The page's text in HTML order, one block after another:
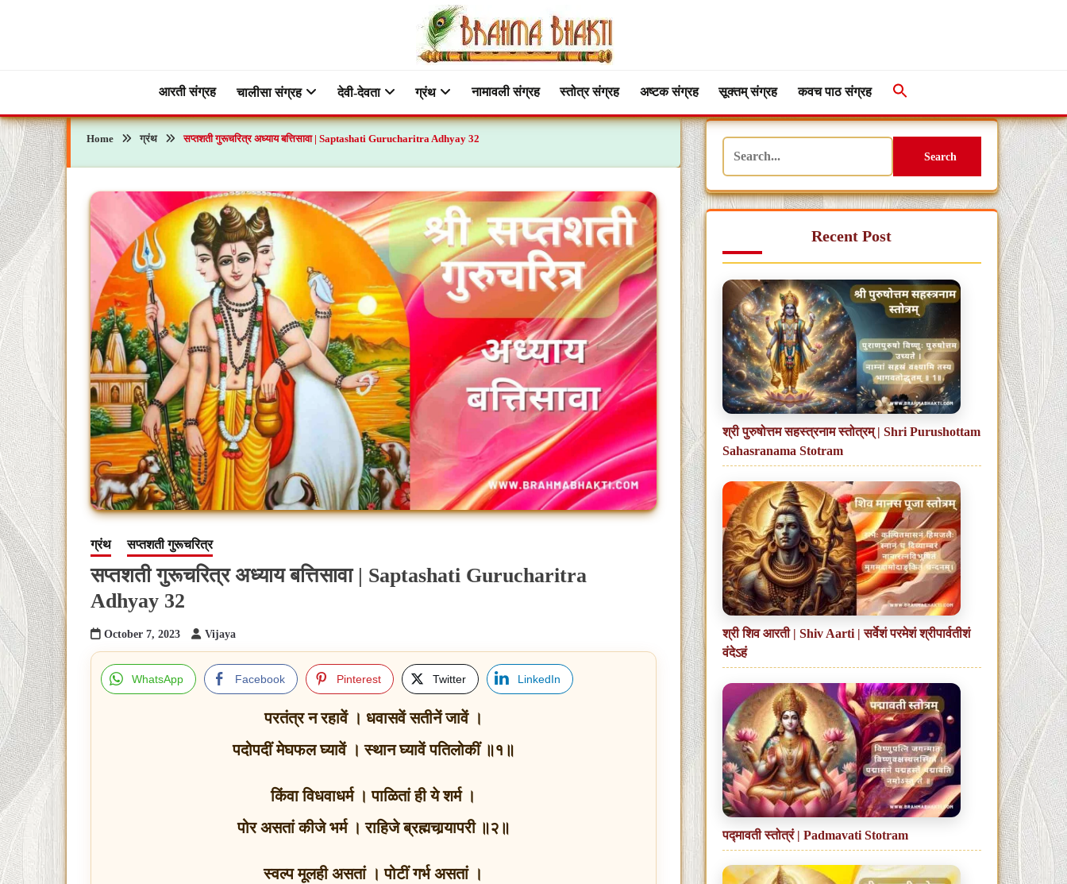
ब्रह्मभक्तीआरती संग्रह
चालीसा संग्रह देवी-देवता ग्रंथ नामावली संग्रह स्तोत्र संग्रह अष्टक संग्रह सूक्तम् संग्रह कवच पाठ संग्रह
Home ग्रंथ सप्तशती गुरूचरित्र अध्याय बत्तिसावा | Saptashati Gurucharitra Adhyay 32
ग्रंथ सप्तशती गुरूचरित्र
सप्तशती गुरूचरित्र अध्याय बत्तिसावा | Saptashati Gurucharitra
Adhyay 32
October 7, 2023 Vijaya
WhatsApp Facebook Pinterest Twitter LinkedIn
परतंत्र न रहावें । धवासवें सतीनें जावें ।
पदोपदीं मेघफल घ्यावें । स्थान घ्यावें पतिलोकीं ॥१॥
किंवा विधवाधर्म । पाळितां ही ये शर्म ।
पोर असतां कीजे भर्म । राहिजे ब्रह्मचार्‍यापरी ॥२॥
स्वल्प मूलही असतां । पोटीं गर्भ असतां ।
Search
Recent Post
श्री पुरुषोत्तम सहस्त्रनाम स्तोत्रम् | Shri Purushottam
Sahasranama Stotram
श्री शिव आरती | Shiv Aarti | सर्वेशं परमेशं श्रीपार्वतीशं
वंदेऽहं
पद्मावती स्तोत्रं | Padmavati Stotram